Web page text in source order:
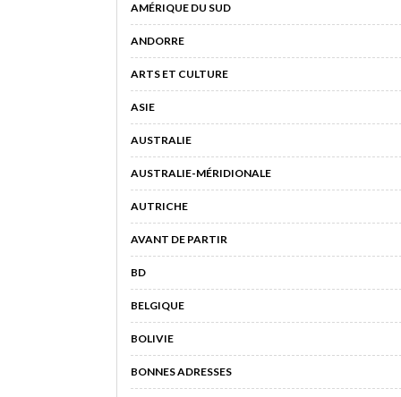
AMÉRIQUE DU SUD
ANDORRE
ARTS ET CULTURE
ASIE
AUSTRALIE
AUSTRALIE-MÉRIDIONALE
AUTRICHE
AVANT DE PARTIR
BD
BELGIQUE
BOLIVIE
BONNES ADRESSES